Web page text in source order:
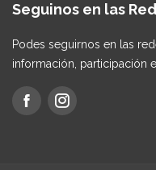
Seguinos en las
Podes seguirnos en las
información, participación